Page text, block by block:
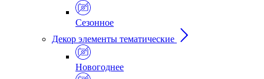
Сезонное
Декор элементы тематические
Новогоднее